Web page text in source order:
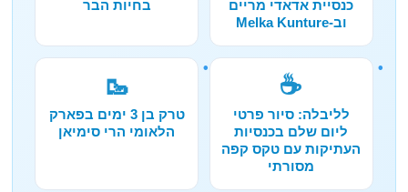
כנסיית אדאדי מריים
וב-Melka Kunture
בחיות הבר
☕
לליבלה: סיור פרטי
ליום שלם בכנסיות
העתיקות עם טקס קפה
מסורתי
🥾
טרק בן 3 ימים בפארק
הלאומי הרי סימיאן